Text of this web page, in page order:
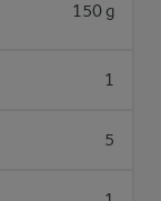
150 g
1
5